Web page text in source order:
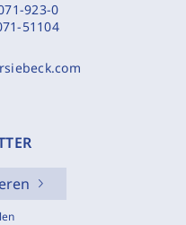
923-0
51104